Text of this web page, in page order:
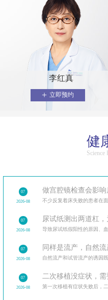
李红真
+ 立即预约
健
Science
07
2026-08
做宫腔镜检查会影
07
2026-08
尿试纸测出两道杠
07
2026-08
同样是流产，自然
07
2026-08
二次移植没症状，